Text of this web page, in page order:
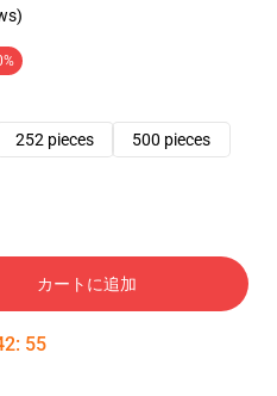
252 pieces
500 pieces
カートに追加
: 54